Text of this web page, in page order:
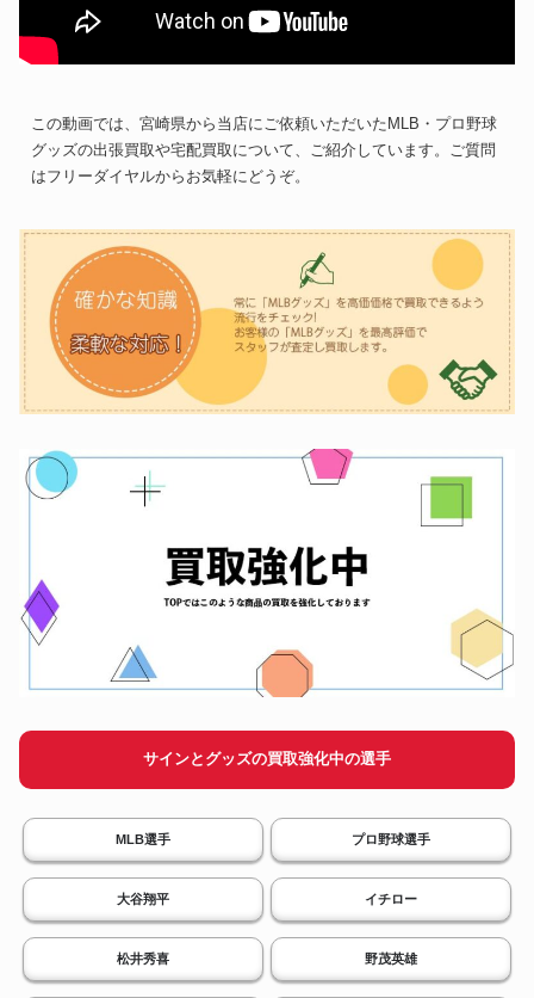
この動画では、宮崎県から当店にご依頼いただいたMLB・プロ野球
グッズの出張買取や宅配買取について、ご紹介しています。ご質問
はフリーダイヤルからお気軽にどうぞ。
サインとグッズの買取強化中の選手
MLB選手 プロ野球選手
大谷翔平 イチロー
松井秀喜 野茂英雄